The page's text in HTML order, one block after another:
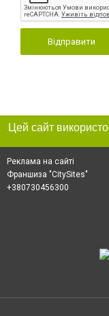
Відправити
Реклама на сайті
Франшиза "CitySites"
+380730456300